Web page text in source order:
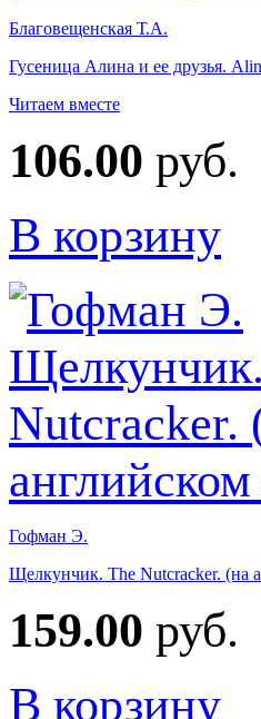
Благовещенская Т.А.
Гусеница Алина и ее друзья.
Читаем вместе
106.00 руб.
В корзину
Гофман Э.
Щелкунчик. The Nutcracker. (на
159.00 руб.
В корзину